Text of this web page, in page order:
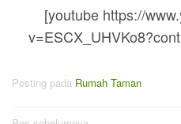
[youtube https://
Posting pada Rumah Taman